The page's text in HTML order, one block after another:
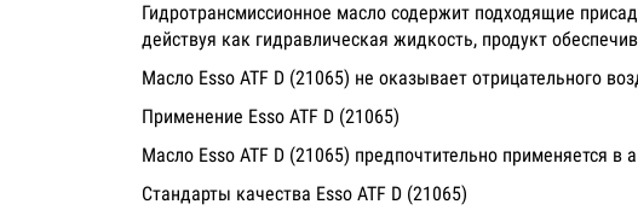
Гидротрансмиссионное масло содержит подходящие
действуя как гидравлическая жидкость, продукт
Масло Esso ATF D (21065) не оказывает отрицательного
Применение Esso ATF D (21065)
Масло Esso ATF D (21065) предпочтительно применяется
Стандарты качества Esso ATF D (21065)